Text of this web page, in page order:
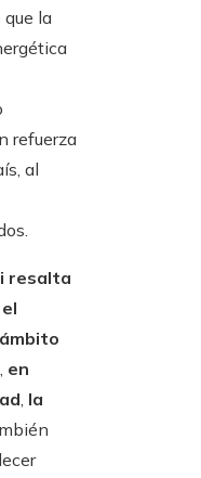
la
refuerza
al
resalta
, en
, la